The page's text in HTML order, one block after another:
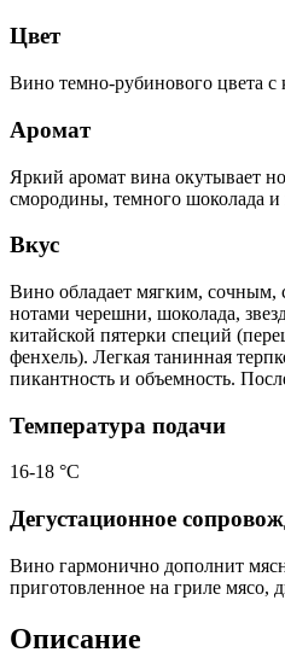
Цвет
Вино темно-рубинового цвета
Аромат
Яркий аромат вина окутывает
смородины, темного шоколада и
Вкус
Вино обладает мягким, сочным,
нотами черешни, шоколада,
китайской пятерки специй
фенхель). Легкая танинная
пикантность и объемность.
Температура подачи
16-18 °С
Дегустационное
Вино гармонично дополнит
приготовленное на гриле мясо,
Описание